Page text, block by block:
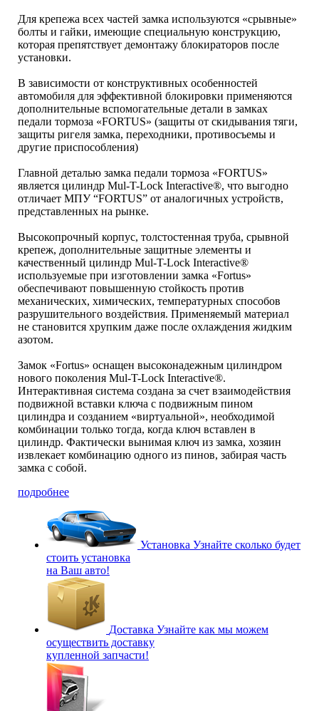
Для крепежа всех частей замка используются «срывные»
болты и гайки, имеющие специальную конструкцию,
которая препятствует демонтажу блокираторов после
установки.
В зависимости от конструктивных особенностей
автомобиля для эффективной блокировки применяются
дополнительные вспомогательные детали в замках
педали тормоза «FORTUS» (защиты от скидывания тяги,
защиты ригеля замка, переходники, противосъемы и
другие приспособления)
Главной деталью замка педали тормоза «FORTUS»
является цилиндр Mul-T-Lock Interactive®, что выгодно
отличает МПУ “FORTUS” от аналогичных устройств,
представленных на рынке.
Высокопрочный корпус, толстостенная труба, срывной
крепеж, дополнительные защитные элементы и
качественный цилиндр Mul-T-Lock Interactive®
используемые при изготовлении замка «Fortus»
обеспечивают повышенную стойкость против
механических, химических, температурных способов
разрушительного воздействия. Применяемый материал
не становится хрупким даже после охлаждения жидким
азотом.
Замок «Fortus» оснащен высоконадежным цилиндром
нового поколения Mul-T-Lock Interactive®.
Интерактивная система создана за счет взаимодействия
подвижной вставки ключа с подвижным пином
цилиндра и созданием «виртуальной», необходимой
комбинации только тогда, когда ключ вставлен в
цилиндр. Фактически вынимая ключ из замка, хозяин
извлекает комбинацию одного из пинов, забирая часть
замка с собой.
подробнее
Установка Узнайте сколько будет
стоить установка
на Ваш авто!
Доставка Узнайте как мы можем
осуществить доставку
купленной запчасти!